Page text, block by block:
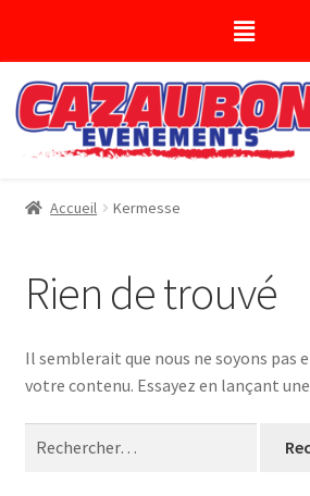
Accueil Kermesse
Rien de trouvé
Il semblerait que nous ne soyons pas
votre contenu. Essayez en lançant